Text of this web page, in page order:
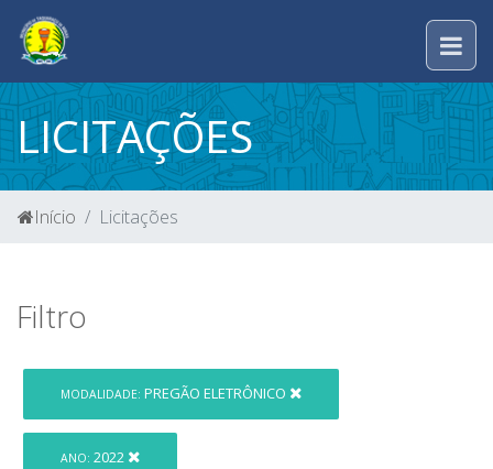
LICITAÇÕES
Início Licitações
Filtro
MODALIDADE: PREGÃO ELETRÔNICO
ANO: 2022